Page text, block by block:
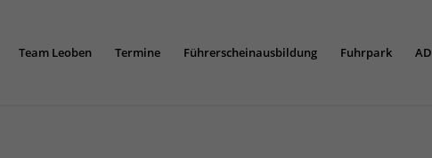
Team Leoben Termine Führerscheinausbildung Fuhrpark